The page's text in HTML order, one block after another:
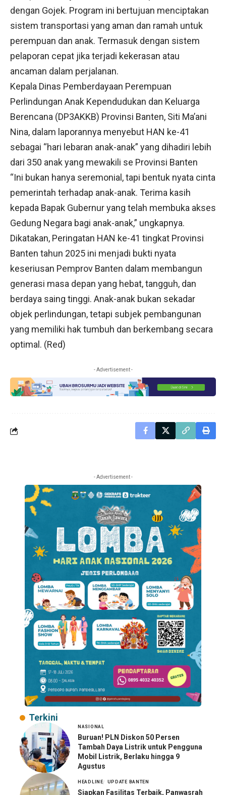
dengan Gojek. Program ini bertujuan menciptakan
sistem transportasi yang aman dan ramah untuk
perempuan dan anak. Termasuk dengan sistem
pelaporan cepat jika terjadi kekerasan atau
ancaman dalam perjalanan.
Kepala Dinas Pemberdayaan Perempuan
Perlindungan Anak Kependudukan dan Keluarga
Berencana (DP3AKKB) Provinsi Banten, Siti Ma’ani
Nina, dalam laporannya menyebut HAN ke-41
sebagai “hari lebaran anak-anak” yang dihadiri lebih
dari 350 anak yang mewakili se Provinsi Banten
“Ini bukan hanya seremonial, tapi bentuk nyata cinta
pemerintah terhadap anak-anak. Terima kasih
kepada Bapak Gubernur yang telah membuka akses
Gedung Negara bagi anak-anak,” ungkapnya.
Dikatakan, Peringatan HAN ke-41 tingkat Provinsi
Banten tahun 2025 ini menjadi bukti nyata
keseriusan Pemprov Banten dalam membangun
generasi masa depan yang hebat, tangguh, dan
berdaya saing tinggi. Anak-anak bukan sekadar
objek perlindungan, tetapi subjek pembangunan
yang memiliki hak tumbuh dan berkembang secara
optimal. (Red)
- Advertisement -
- Advertisement -
Terkini
NASIONAL
Buruan! PLN Diskon 50 Persen
Tambah Daya Listrik untuk Pengguna
Mobil Listrik, Berlaku hingga 9
Agustus
HEADLINE UPDATE BANTEN
Siapkan Fasilitas Terbaik, Panwasrah